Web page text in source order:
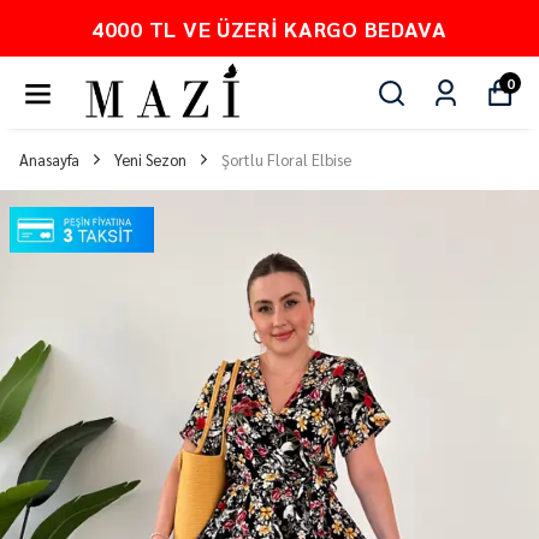
4000 TL VE ÜZERI KARGO BEDAVA
0
Anasayfa Yeni Sezon Şortlu Floral Elbise